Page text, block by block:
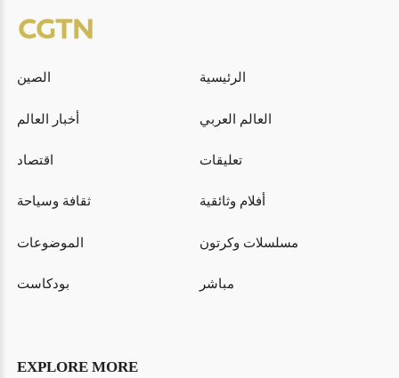
الصين الرئيسية
أخبار العالم العالم العربي
اقتصاد تعليقات
ثقافة وسياحة أفلام وثائقية
الموضوعات مسلسلات وكرتون
بودكاست مباشر
EXPLORE MORE